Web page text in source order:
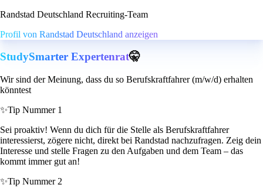
Randstad Deutschland Recruiting-Team
Profil von Randstad Deutschland anzeigen
StudySmarter Expertenrat🤫
Wir sind der Meinung, dass du so Berufskraftfahrer (m/w/d) erhalten
könntest
✨Tip Nummer 1
Sei proaktiv! Wenn du dich für die Stelle als Berufskraftfahrer
interessierst, zögere nicht, direkt bei Randstad nachzufragen. Zeig dein
Interesse und stelle Fragen zu den Aufgaben und dem Team – das
kommt immer gut an!
✨Tip Nummer 2